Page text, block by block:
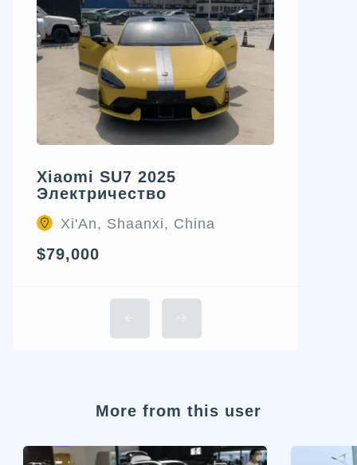
Xiaomi SU7 2025
Электричество
Xi'An, Shaanxi, China
$79,000
More from this user